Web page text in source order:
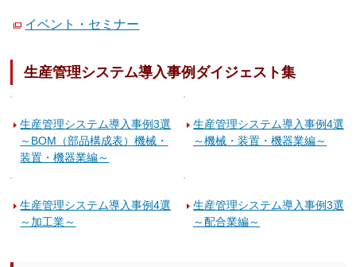
イベント・セミナー
生産管理システム導入事例ダイジェスト集
生産管理システム導入事例3選
～BOM（部品構成表）機械・
装置・機器業編～
生産管理システム導入事例4選
～機械・装置・機器業編～
生産管理システム導入事例4選
～加工業～
生産管理システム導入事例3選
～配合業編～